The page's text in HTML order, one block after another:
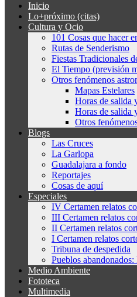
Inicio
Lo+próximo (citas)
Cultura y Ocio
101 Cosas que hacer
Rutas de Senderismo
Fiestas Tradicionales
El Tiempo (previsión
Otros fenómenos
Mapas Estelares
Horas de salida
Horas de salida
Otros
Blogs
Las Cruces
La Garlopa
Guadalajara a fondo
Reportajes
Cosas de aquí
Especiales
IV Certamen relatos
III Certamen relatos
II Certamen relatos
I Certamen relatos
Tribuna de despedida
Pueblos abandonados:
Medio Ambiente
Fototeca
Multimedia